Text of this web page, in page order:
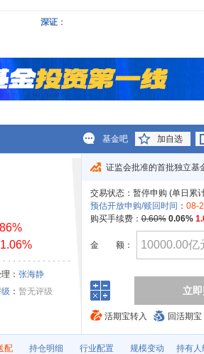
深证：
基金吧 加自选
： 张海静
： 暂无评级
证监会批准的首批独立基
交易状态： 暂停申购 (单日累
预估开放申购/赎回时间 ： 08-
购买手续费：0.60% 0.06%
金 额：
立
活期宝转入 回活期宝
配 持仓明细 行业配置 规模变动 持有人